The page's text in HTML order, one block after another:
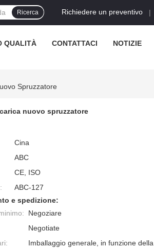
Richiedere un preventivo |
Ricerca
QUALITÀ CONTATTACI NOTIZIE
Spruzzatore
nuovo spruzzatore
Cina
ABC
CE, ISO
ABC-127
e spedizione:
Negoziare
Negotiate
Imballaggio generale, in funzione della